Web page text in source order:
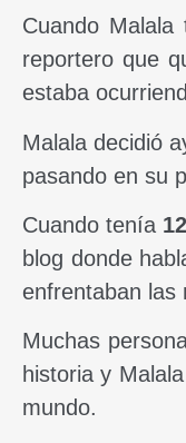
Cuando Malala
reportero que
estaba
Malala decidió
pasando en su
Cuando tenía
blog donde
enfrentaban las
Muchas
historia y
mundo.